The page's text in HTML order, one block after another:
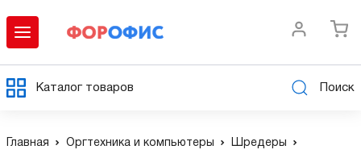
Каталог товаров Поиск
Главная Оргтехника и компьютеры Шредеры